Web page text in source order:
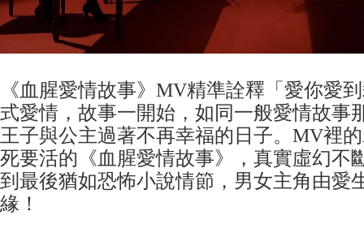
《血腥愛情故事》MV精準詮釋「愛你愛
式愛情，故事一開始，如同一般愛情故事
王子與公主過著不再幸福的日子。MV裡
死要活的《血腥愛情故事》，真實虛幻不
到最後猶如恐怖小說情節，男女主角由愛
緣！